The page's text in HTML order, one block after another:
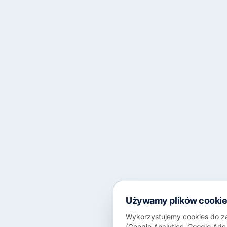
Używamy plików
Wykorzystujemy cookies do